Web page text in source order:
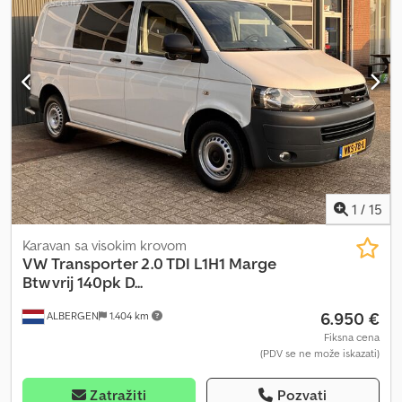
-> verovatno preko 1 milion km * Šasija je u dobrom stanju s
obzirom na godište (videti fotografije) * Posebnost: jedna
putnička vrata * Ugrađena klima-uređaj * Lep "mali oldtajmer
autobus" Cjdpfoqw Tr Dex Agrerf * Putnička sedišta * Po zahtevu
šaljemo dodatne fotografije. * itd. * Prodaja pravnim licima * Sve
informacije su bez garancije * Zadržavamo pravo na prethodnu
prodaju. * ZADRŽAVAMO PRAVO NA PRETHODNU PRODAJU
1 / 15
ALBERGEN 1.404 km
Karavan sa visokim krovom
VWTransporter 2.0 TDI L1H1 Marge
Btw vrij 140pk D...
6.950 €
Fiksna cena
(PDV se ne može iskazati)
Zatražiti Pozvati